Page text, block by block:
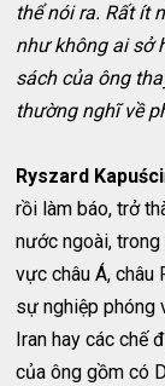
thể nói ra. Rất ít
như không ai sở
sách của ông
thường nghĩ về
Ryszard
rồi làm báo, trở
nước ngoài,
vực châu Á, châu
sự nghiệp phóng
Iran hay các chế
của ông gồm có